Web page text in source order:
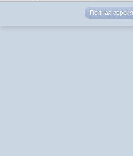
Полная версия